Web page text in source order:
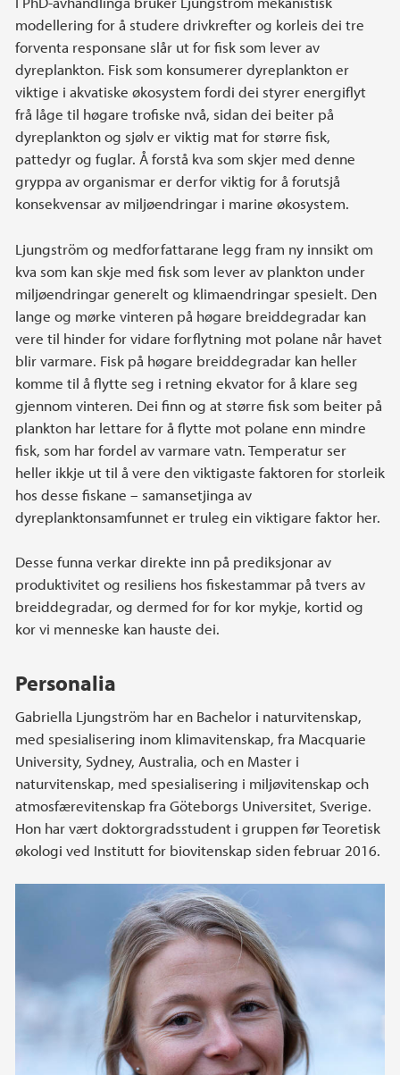
modellering for å studere drivkrefter og korleis dei tre
forventa responsane slår ut for fisk som lever av
dyreplankton. Fisk som konsumerer dyreplankton er
viktige i akvatiske økosystem fordi dei styrer energiflyt
frå låge til høgare trofiske nvå, sidan dei beiter på
dyreplankton og sjølv er viktig mat for større fisk,
pattedyr og fuglar. Å forstå kva som skjer med denne
gryppa av organismar er derfor viktig for å forutsjå
konsekvensar av miljøendringar i marine økosystem.
Ljungström og medforfattarane legg fram ny innsikt om
kva som kan skje med fisk som lever av plankton under
miljøendringar generelt og klimaendringar spesielt. Den
lange og mørke vinteren på høgare breiddegradar kan
vere til hinder for vidare forflytning mot polane når havet
blir varmare. Fisk på høgare breiddegradar kan heller
komme til å flytte seg i retning ekvator for å klare seg
gjennom vinteren. Dei finn og at større fisk som beiter på
plankton har lettare for å flytte mot polane enn mindre
fisk, som har fordel av varmare vatn. Temperatur ser
heller ikkje ut til å vere den viktigaste faktoren for storleik
hos desse fiskane – samansetjinga av
dyreplanktonsamfunnet er truleg ein viktigare faktor her.
Desse funna verkar direkte inn på prediksjonar av
produktivitet og resiliens hos fiskestammar på tvers av
breiddegradar, og dermed for for kor mykje, kortid og
kor vi menneske kan hauste dei.
Personalia
Gabriella Ljungström har en Bachelor i naturvitenskap,
med spesialisering inom klimavitenskap, fra Macquarie
University, Sydney, Australia, och en Master i
naturvitenskap, med spesialisering i miljøvitenskap och
atmosfærevitenskap fra Göteborgs Universitet, Sverige.
Hon har vært doktorgradsstudent i gruppen før Teoretisk
økologi ved Institutt for biovitenskap siden februar 2016.